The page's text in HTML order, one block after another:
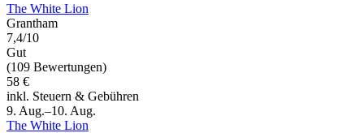
The White Lion
Grantham
7,4/10
Gut
(109 Bewertungen)
58 €
inkl. Steuern & Gebühren
9. Aug.–10. Aug.
The White Lion